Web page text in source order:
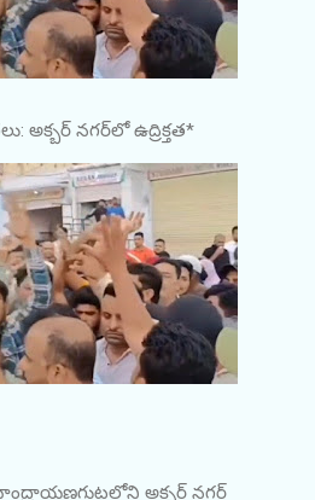
అక్బర్ నగర్‌లో ఉద్రిక్తత*
అక్బర్ నగర్